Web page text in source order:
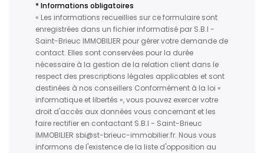
* Informations obligatoires
« Les informations recueillies sur ce formulaire sont
enregistrées dans un fichier informatisé par S.B.I -
Saint-Brieuc IMMOBILIER pour gérer votre demande de
contact. Elles sont conservées pour la durée
nécessaire à la gestion de la relation client dans le
respect des prescriptions légales applicables et sont
destinées à nos conseillers Conformément à la loi «
informatique et libertés », vous pouvez exercer votre
droit d'accès aux données vous concernant et les
faire rectifier en contactant S.B.I - Saint-Brieuc
IMMOBILIER sbi@st-brieuc-immobilier.fr. Nous vous
informons de l'existence de la liste d'opposition au